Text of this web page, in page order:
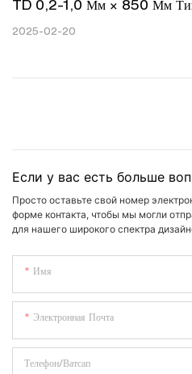
TD 0,2-1,0 Мм × 850 Мм
2025-02-20
Если у вас есть больше
Просто оставьте свой номер
форме контакта, чтобы мы могли
для нашего широкого спектра
Имя
Электронная Почта
Телефон/Ватсап